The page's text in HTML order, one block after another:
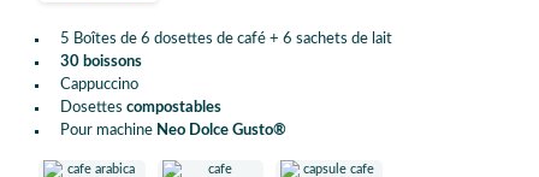
5 Boîtes de 6 dosettes de café + 6 sachets de lait
30 boissons
Cappuccino
Dosettes compostables
Pour machine Neo Dolce Gusto®